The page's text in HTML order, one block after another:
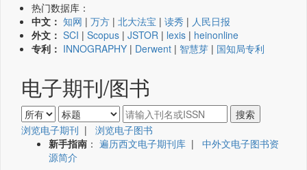
热门数据库：
中文： 知网 | 万方 | 北大法宝 | 读秀 | 人民日报
外文： SCI | Scopus | JSTOR | lexis | heinonline
专利： INNOGRAPHY | Derwent | 智慧芽 | 国知局专利
电子期刊/图书
浏览电子期刊 | 浏览电子图书
新手指南 ： 遍历西文电子期刊库 | 中外文电子图书资
源简介